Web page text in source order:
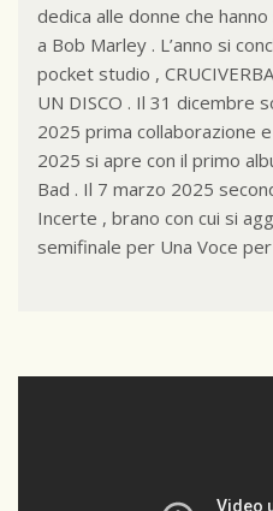
dedica alle donne che
a Bob Marley . L’anno si
pocket studio ,
UN DISCO . Il 31 dicembre
2025 prima collaborazione
2025 si apre con il primo
Bad . Il 7 marzo 2025
Incerte , brano con cui si
semifinale per Una Voce